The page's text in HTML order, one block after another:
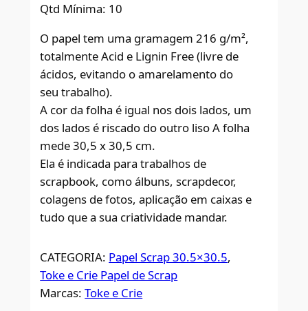
Qtd Mínima: 10
O papel tem uma gramagem 216 g/m²,
totalmente Acid e Lignin Free (livre de
ácidos, evitando o amarelamento do
seu trabalho).
A cor da folha é igual nos dois lados, um
dos lados é riscado do outro liso A folha
mede 30,5 x 30,5 cm.
Ela é indicada para trabalhos de
scrapbook, como álbuns, scrapdecor,
colagens de fotos, aplicação em caixas e
tudo que a sua criatividade mandar.
CATEGORIA: Papel Scrap 30.5×30.5
Toke e Crie Papel de Scrap
Marcas:Toke e Crie